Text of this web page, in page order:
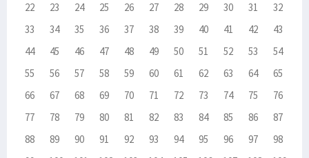
22
23 24 25 26 27 28 29 30 31
32
33
34 35 36 37 38 39 40 41 42
43
44
45 46 47 48 49 50 51 52 53
54
55
56 57 58 59 60 61 62 63 64
65
66
67 68 69 70 71 72 73 74 75
76
77
78 79 80 81 82 83 84 85 86
87
88
89 90 91 92 93 94 95 96 97
98